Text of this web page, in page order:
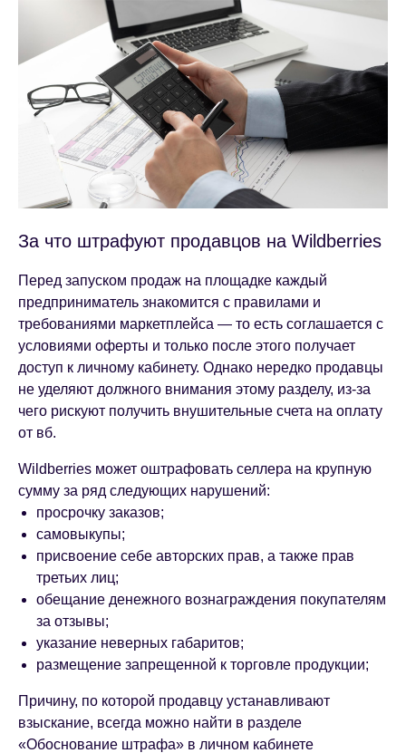
За что штрафуют продавцов на Wildberries
Перед запуском продаж на площадке каждый
предприниматель знакомится с правилами и
требованиями маркетплейса — то есть соглашается с
условиями оферты и только после этого получает
доступ к личному кабинету. Однако нередко продавцы
не уделяют должного внимания этому разделу, из-за
чего рискуют получить внушительные счета на оплату
от вб.
Wildberries может оштрафовать селлера на крупную
сумму за ряд следующих нарушений:
просрочку заказов;
самовыкупы;
присвоение себе авторских прав, а также прав
третьих лиц;
обещание денежного вознаграждения покупателям
за отзывы;
указание неверных габаритов;
размещение запрещенной к торговле продукции;
Причину, по которой продавцу устанавливают
взыскание, всегда можно найти в разделе
«Обоснование штрафа» в личном кабинете